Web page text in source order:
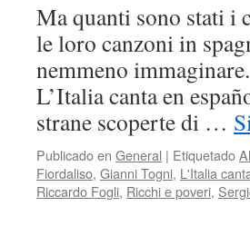
Ma quanti sono stati i
le loro canzoni in
nemmeno
L’Italia canta en
strane scoperte di …
Publicado en General | Etiquetado
Fiordaliso, Gianni Togni, L'Italia
Riccardo Fogli, Ricchi e poveri,